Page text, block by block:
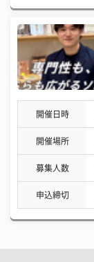
開催日時
開催場所
募集人数
申込締切